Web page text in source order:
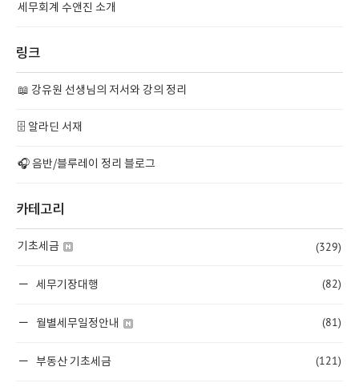
세무회계 수앤진 소개
링크
📖 강유원 선생님의 저서와 강의 정리
🗄️ 알라딘 서재
🎧 음반/블루레이 정리 블로그
카테고리
기초세금 (329)
세무기장대행 (82)
월별세무일정안내 (81)
부동산 기초세금 (121)